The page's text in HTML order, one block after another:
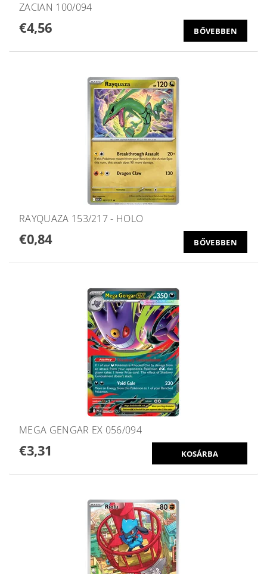
ZACIAN 100/094
€4,56 BŐVEBBEN
RAYQUAZA 153/217 - HOLO
€0,84 BŐVEBBEN
MEGA GENGAR EX 056/094
€3,31